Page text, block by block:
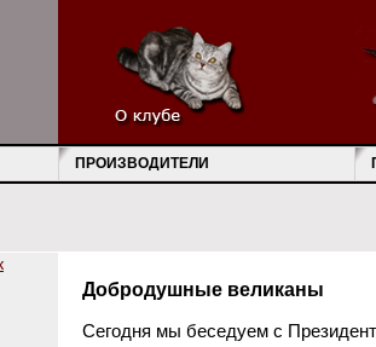
ПРОИЗВОДИТЕЛИ
Добродушные великаны
Сегодня мы беседуем с